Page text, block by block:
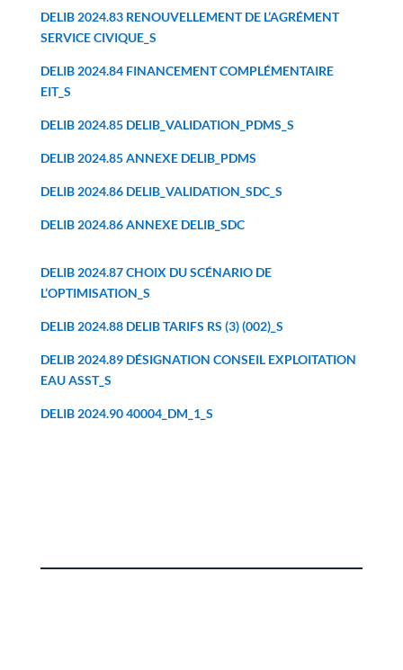
DELIB 2024.83 RENOUVELLEMENT DE L’AGRÉMENT
SERVICE CIVIQUE_S
DELIB 2024.84 FINANCEMENT COMPLÉMENTAIRE
EIT_S
DELIB 2024.85 DELIB_VALIDATION_PDMS_S
DELIB 2024.85 ANNEXE DELIB_PDMS
DELIB 2024.86 DELIB_VALIDATION_SDC_S
DELIB 2024.86 ANNEXE DELIB_SDC
DELIB 2024.87 CHOIX DU SCÉNARIO DE
L’OPTIMISATION_S
DELIB 2024.88 DELIB TARIFS RS (3) (002)_S
DELIB 2024.89 DÉSIGNATION CONSEIL EXPLOITATION
EAU ASST_S
DELIB 2024.90 40004_DM_1_S